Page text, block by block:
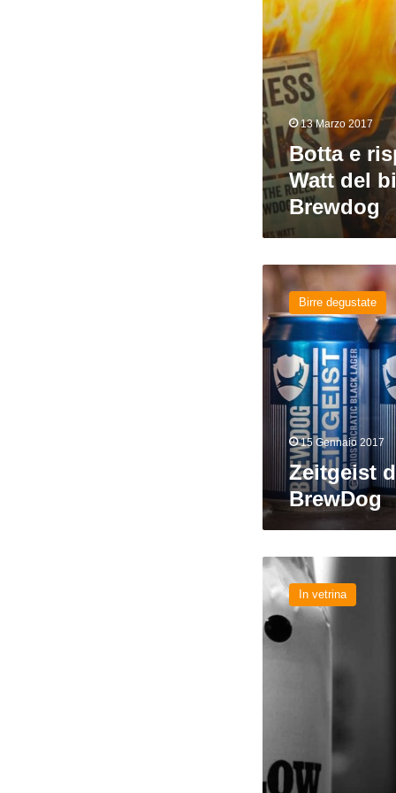
13 Marzo 2017
Botta e
Watt del
Brewdog
Zeitgeist
del
birrificio
BrewDog
Birre degustate
15 Gennaio 2017
Zeitgeist
BrewDog
Birra
politica:
quando
l’etichetta
In vetrina